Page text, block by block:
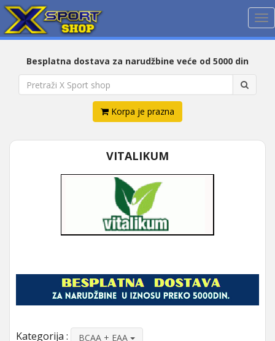
Besplatna dostava za narudžbine veće od 5000 din
Korpa je prazna
VITALIKUM
Kategorija : BCAA + EAA